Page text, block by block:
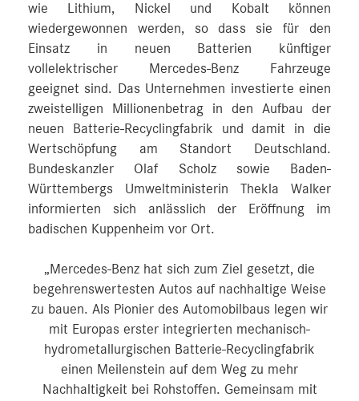
wie Lithium, Nickel und Kobalt können
wiedergewonnen werden, so dass sie für den
Einsatz in neuen Batterien künftiger
vollelektrischer Mercedes-Benz Fahrzeuge
geeignet sind. Das Unternehmen investierte einen
zweistelligen Millionenbetrag in den Aufbau der
neuen Batterie-Recyclingfabrik und damit in die
Wertschöpfung am Standort Deutschland.
Bundeskanzler Olaf Scholz sowie Baden-
Württembergs Umweltministerin Thekla Walker
informierten sich anlässlich der Eröffnung im
badischen Kuppenheim vor Ort.
„Mercedes-Benz hat sich zum Ziel gesetzt, die
begehrenswertesten Autos auf nachhaltige Weise
zu bauen. Als Pionier des Automobilbaus legen wir
mit Europas erster integrierten mechanisch-
hydrometallurgischen Batterie-Recyclingfabrik
einen Meilenstein auf dem Weg zu mehr
Nachhaltigkeit bei Rohstoffen. Gemeinsam mit